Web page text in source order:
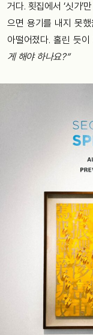
거다. 횟집에서 ‘싯가’
으면 용기를 내지 못
아떨어졌다. 홀린 듯
게 해야 하나요?”